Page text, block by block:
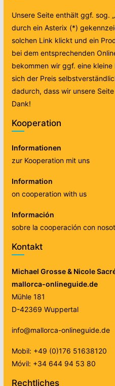
Unsere Seite enthält ggf. sog.
durch ein Asterix (*)
solchen Link klickt und ein
bei dem entsprechenden
bekommen wir ggf. eine
sich der Preis
dadurch, dass wir unsere
Dank!
Kooperation
Informationen
zur Kooperation mit uns
Information
on cooperation with us
Información
sobre la cooperación con
Kontakt
Michael Grosse & Nicole
mallorca-onlineguide.de
Mühle 181
D-42369 Wuppertal
info@mallorca-onlineguide.de
Mobil: +49 (0)176 51638120
Móvil: +34 644 94 53 80
Rechtliches